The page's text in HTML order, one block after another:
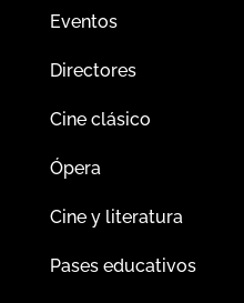
Eventos
Directores
Cine clásico
Ópera
Cine y literatura
Pases educativos